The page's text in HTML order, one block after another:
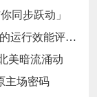
同步跃动」
“地下车库功能重构为体育场馆媒体中枢的运行效能评价模型设计”
美暗流涌动
主场密码